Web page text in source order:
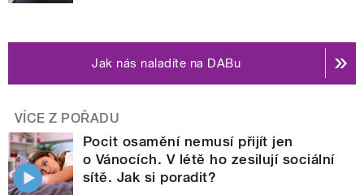
Jak nás naladíte na DABu
VÍCE Z POŘADU
Pocit osamění nemusí přijít jen
o Vánocích. V létě ho zesilují sociální
sítě. Jak si poradit?